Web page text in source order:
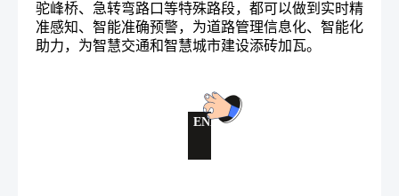
驼峰桥、急转弯路口等特殊路段，都可以做到 实时精
准感知、智能准确预警， 为道路管理信息化、智能化
助力，为智慧交通和智慧城市建设添砖加瓦。
END
业务咨询